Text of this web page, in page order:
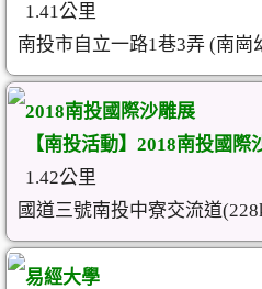
1.41公里
南投市自立一路1巷3弄 (南崗
2018南投國際沙雕展
【南投活動】2018南投國
1.42公里
國道三號南投中寮交流道
易經大學